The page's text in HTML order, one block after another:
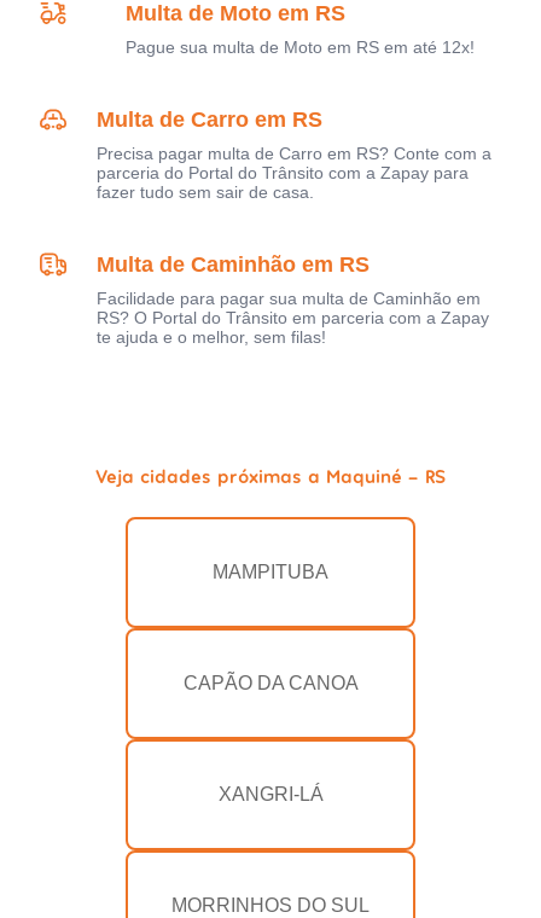
Multa de Moto em RS
Pague sua multa de Moto em RS em até 12x!
Multa de Carro em RS
Precisa pagar multa de Carro em RS? Conte com a
parceria do Portal do Trânsito com a Zapay para
fazer tudo sem sair de casa.
Multa de Caminhão em RS
Facilidade para pagar sua multa de Caminhão em
RS? O Portal do Trânsito em parceria com a Zapay
te ajuda e o melhor, sem filas!
Veja cidades próximas a Maquiné - RS
MAMPITUBA
CAPÃO DA CANOA
XANGRI-LÁ
MORRINHOS DO SUL